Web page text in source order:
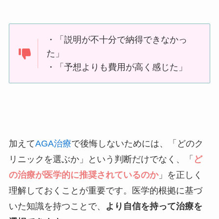
・「説明が不十分で納得できなかっ
た」
・「予想よりも費用が高く感じた」
加えてAGA治療で後悔しないためには、「どのク
リニックを選ぶか」という判断だけでなく、「 ど
の治療が医学的に推奨されているのか」を正しく
理解しておくことが重要です。医学的根拠に基づ
いた知識を持つことで、
より自信を持って治療を